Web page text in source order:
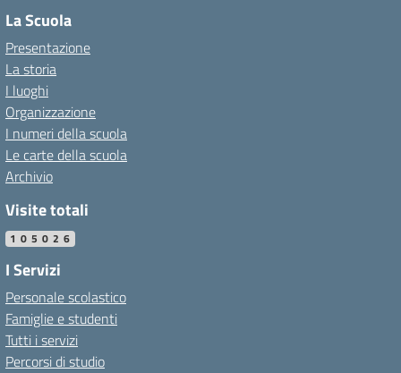
La Scuola
Presentazione
La storia
I luoghi
Organizzazione
I numeri della scuola
Le carte della scuola
Archivio
Visite totali
105026
I Servizi
Personale scolastico
Famiglie e studenti
Tutti i servizi
Percorsi di studio